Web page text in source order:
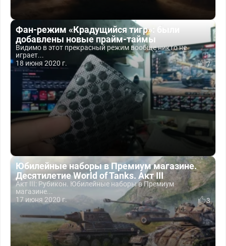
Фан-режим «Крадущийся тигр»: были
добавлены новые прайм-таймы
Видимо в этот прекрасный режим вообще никто не
играет...
18 июня 2020 г.
7
Юбилейные наборы в Премиум магазине.
Десятилетие World of Tanks. Акт III
Акт III: Рубикон. Юбилейные наборы в Премиум
магазине...
17 июня 2020 г.
3